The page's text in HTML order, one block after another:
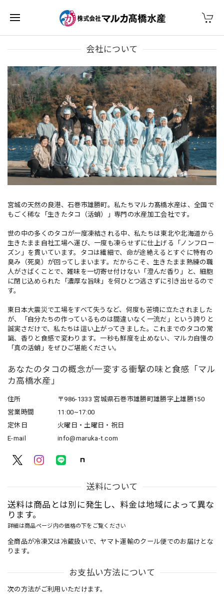
会社について
宮城の天然の良港、石巻市雄勝町。私たちマルカ髙橋水産は、全国で
もごく稀な「生きたタコ（活蛸）」専門の水産加工会社です。
世の中の多くのタコが一度凍結される中、私たちは東北や北海道から
生きたまま自社工場へ運び、一度も凍らせずに仕上げる「ノンフロー
ズン」を貫いています。タコは繊細で、命が途絶えるとすぐに特有の
臭み（死臭）が回ってしまいます。だからこそ、生きたまま熟練の職
人がさばくことで、雑味を一切寄せ付けない「澄んだ香り」と、細胞
に閉じ込められた「濃厚な旨味」を何ひとつ逃さずに引き出せるので
す。
東日本大震災で工場をすべて失うなど、何度も苦境に立たされました
が、「自分たちの作っているものは間違いなく一流だ」という誇りと
誠実さだけで、私たちは這い上がってきました。これまでのタコの常
識、香りと食感で変わります。一秒も鮮度を止めない、マルカ自慢の
「真の活蛸」をぜひご堪能ください。
あなたのタコの概念が一変する衝撃の味と食感「マル
カ高橋水産」
住所
〒986-1333 宮城県石巻市雄勝町雄勝字上雄勝150
営業時間
11:00~17:00
定休日
火曜日・土曜日・祝日
E-mail
info@maruka-t.com
送料について
送料は商品とは別に発生し、料金は地域によって異な
ります。
詳細は商品ページ内の価格の下をご覧ください
全商品が冷凍又は冷蔵扱いで、ヤマト運輸のクール便でのお届けとな
ります。
お支払い方法について
次の方法がご利用いただけます。